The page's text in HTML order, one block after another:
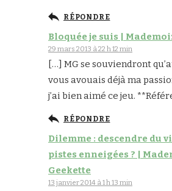
RÉPONDRE
Bloquée je suis |
29 mars 2013 à 22 h 12 min
[…] MG se souviendront
vous avouais déjà ma
j’ai bien aimé ce jeu.
RÉPONDRE
Dilemme : descendre du
pistes enneigées ? |
Geekette
13 janvier 2014 à 1 h 13 min